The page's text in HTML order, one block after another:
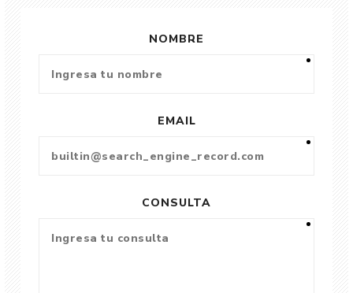
NOMBRE
EMAIL
CONSULTA